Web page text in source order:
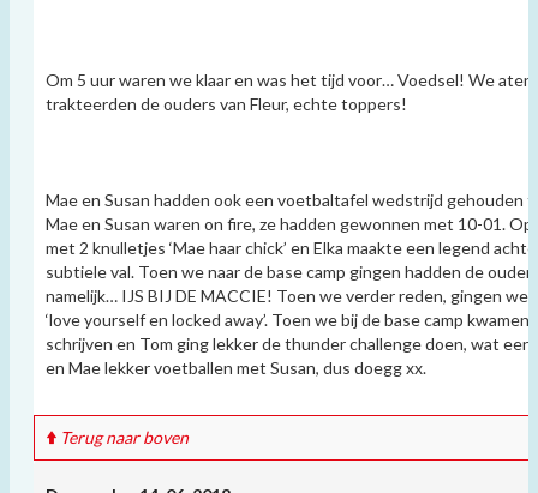
Om 5 uur waren we klaar en was het tijd voor… Voedsel! We
trakteerden de ouders van Fleur, echte toppers!
Mae en Susan hadden ook een voetbaltafel wedstrijd gehouden
Mae en Susan waren on fire, ze hadden gewonnen met 10-01.
met 2 knulletjes ‘Mae haar chick’ en Elka maakte een legend
subtiele val. Toen we naar de base camp gingen hadden de
namelijk… IJS BIJ DE MACCIE! Toen we verder reden, gingen we
‘love yourself en locked away’. Toen we bij de base camp
schrijven en Tom ging lekker de thunder challenge doen, wat een
en Mae lekker voetballen met Susan, dus doegg xx.
Terug naar boven